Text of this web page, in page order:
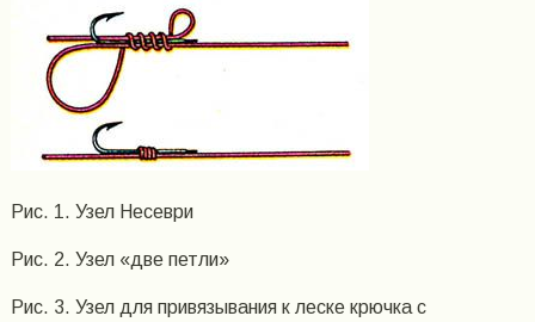
Рис. 1. Узел Несеври
Рис. 2. Узел «две петли»
Рис. 3. Узел для привязывания к леске крючка с